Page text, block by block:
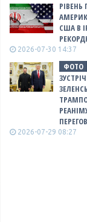
США В
2026-07-30 14:37
ФОТО
2026-07-29 08:27